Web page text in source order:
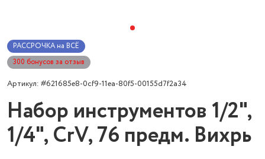
РАССРОЧКА на ВСЁ
300 бонусов за отзыв
Артикул: #621685e8-0cf9-11ea-80f5-00155d7f2a34
Набор инструментов 1/2",
1/4", CrV, 76 предм. Вихрь